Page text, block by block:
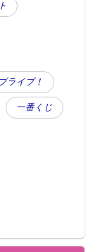
ライブ！
一番くじ